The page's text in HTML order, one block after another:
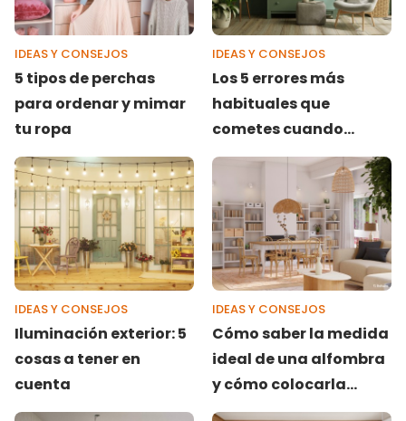
IDEAS Y CONSEJOS
5 tipos de perchas
para ordenar y mimar
tu ropa
IDEAS Y CONSEJOS
Los 5 errores más
habituales que
cometes cuando
pintas tu casa
IDEAS Y CONSEJOS
Iluminación exterior: 5
cosas a tener en
cuenta
IDEAS Y CONSEJOS
Cómo saber la medida
ideal de una alfombra
y cómo colocarla
correctamente